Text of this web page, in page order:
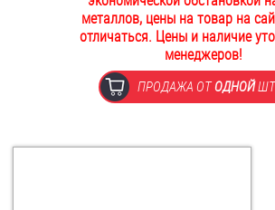
ОПЛАТА И ДОСТАВКА
Втулки
металлов, цены на товар на
отличаться. Цены и наличие
менеджеров!
ПРОДАЖА ОТОДНОЙ